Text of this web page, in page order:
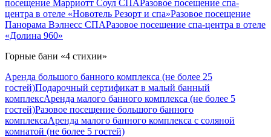
посещение Марриотт Соул СПАРазовое посещение спа-
центра в отеле «Новотель Резорт и спа»Разовое посещение
Панорама Вэлнесс СПАРазовое посещение спа-центра в отеле
«Долина 960»
Горные бани «4 стихии»
Аренда большого банного комплекса (не более 25
гостей)Подарочный сертификат в малый банный
комплексАренда малого банного комплекса (не более 5
гостей)Разовое посещение большого банного
комплексаАренда малого банного комплекса с соляной
комнатой (не более 5 гостей)